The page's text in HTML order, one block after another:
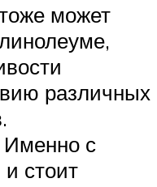
может
различных
с
стоит